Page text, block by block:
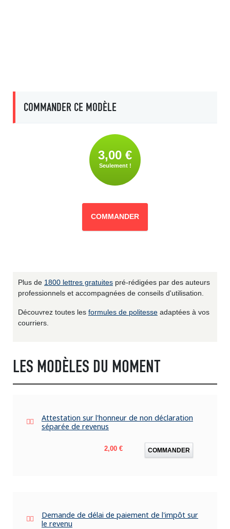
COMMANDER CE MODÈLE
3,00 €
Seulement !
COMMANDER
Plus de 1800 lettres gratuites pré-rédigées par des auteurs
professionnels et accompagnées de conseils d'utilisation.
Découvrez toutes les formules de politesse adaptées à vos
courriers.
LES MODÈLES DU MOMENT
Attestation sur l'honneur de non déclaration
séparée de revenus
Prix
2,00 € COMMANDER
Demande de délai de paiement de l'impôt sur
le revenu